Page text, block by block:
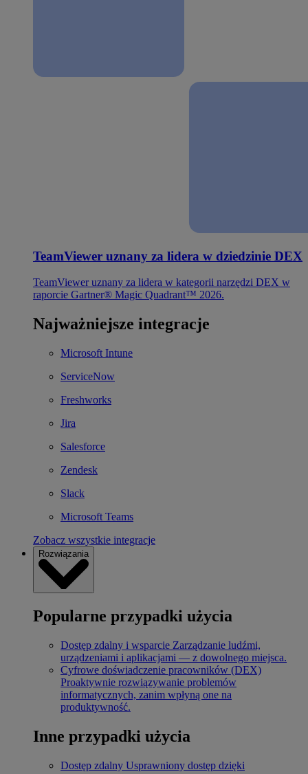
TeamViewer uznany za lidera w dziedzinie DEX
TeamViewer uznany za lidera w kategorii narzędzi DEX w
raporcie Gartner® Magic Quadrant™ 2026.
Najważniejsze integracje
Microsoft Intune
ServiceNow
Freshworks
Jira
Salesforce
Zendesk
Slack
Microsoft Teams
Zobacz wszystkie integracje
Rozwiązania
Popularne przypadki użycia
Dostęp zdalny i wsparcie Zarządzanie ludźmi,
urządzeniami i aplikacjami — z dowolnego miejsca.
Cyfrowe doświadczenie pracowników (DEX)
Proaktywnie rozwiązywanie problemów
informatycznych, zanim wpłyną one na
produktywność.
Inne przypadki użycia
Dostęp zdalny Usprawniony dostęp dzięki